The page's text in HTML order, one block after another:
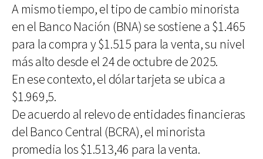
A mismo tiempo, el tipo de cambio minorista
en el Banco Nación (BNA) se sostiene a $1.465
para la compra y $1.515 para la venta, su nivel
más alto desde el 24 de octubre de 2025.
En ese contexto, el dólar tarjeta se ubica a
$1.969,5.
De acuerdo al relevo de entidades financieras
del Banco Central (BCRA), el minorista
promedia los $1.513,46 para la venta.